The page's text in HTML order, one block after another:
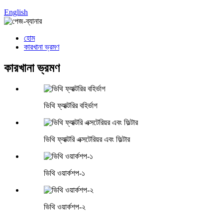
English
হোম
কারখানা ভ্রমণ
কারখানা ভ্রমণ
ভিথি ফ্যাক্টরির বহির্ভাগ
ভিথি ফ্যাক্টরি এক্সটেরিয়র এবং ফিল্টার
ভিথি ওয়ার্কশপ-১
ভিথি ওয়ার্কশপ-২